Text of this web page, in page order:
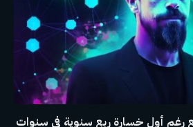
رغم أول خسارة ربع سنوية في سنوات